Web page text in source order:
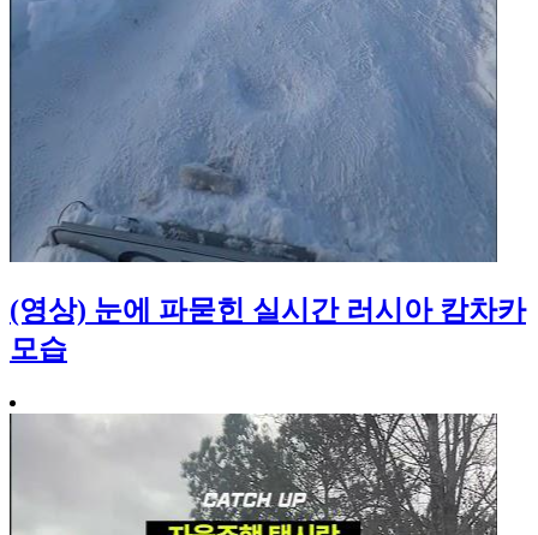
(영상) 눈에 파묻힌 실시간 러시아 캄차카
모습